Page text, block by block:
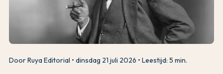
Door Ruya Editorial dinsdag 21 juli 2026 Leestijd: 5 min.